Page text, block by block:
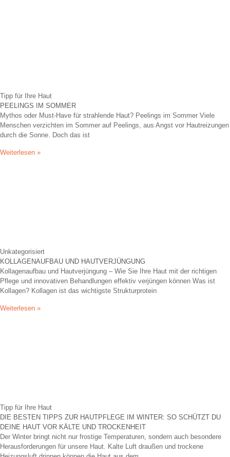
Tipp für Ihre Haut
PEELINGS IM SOMMER
Mythos oder Must-Have für strahlende Haut? Peelings im Sommer Viele
Menschen verzichten im Sommer auf Peelings, aus Angst vor Hautreizungen
durch die Sonne. Doch das ist
Weiterlesen »
Unkategorisiert
KOLLAGENAUFBAU UND HAUTVERJÜNGUNG
Kollagenaufbau und Hautverjüngung – Wie Sie Ihre Haut mit der richtigen
Pflege und innovativen Behandlungen effektiv verjüngen können Was ist
Kollagen? Kollagen ist das wichtigste Strukturprotein
Weiterlesen »
Tipp für Ihre Haut
DIE BESTEN TIPPS ZUR HAUTPFLEGE IM WINTER: SO SCHÜTZT DU
DEINE HAUT VOR KÄLTE UND TROCKENHEIT
Der Winter bringt nicht nur frostige Temperaturen, sondern auch besondere
Herausforderungen für unsere Haut. Kalte Luft draußen und trockene